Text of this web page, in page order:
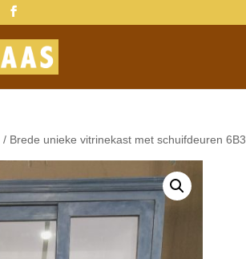
/ Brede unieke vitrinekast met schuifdeuren 6B3